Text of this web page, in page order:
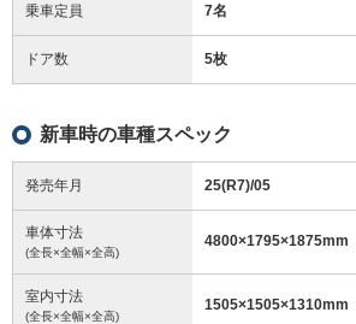
乗車定員 7名
ドア数 5枚
新車時の車種スペック
発売年月 25(R7)/05
車体寸法
(全長×全幅×全高)
4800×1795×1875mm
室内寸法
(全長×全幅×全高)
1505×1505×1310mm